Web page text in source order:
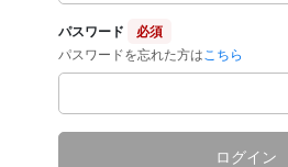
パスワード
必須
パスワードを忘れた方は こちら
ログイン